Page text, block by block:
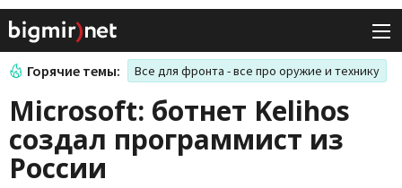
Горячие темы: Все для фронта - все про оружие и технику
Microsoft: ботнет Kelihos
создал программист из
России